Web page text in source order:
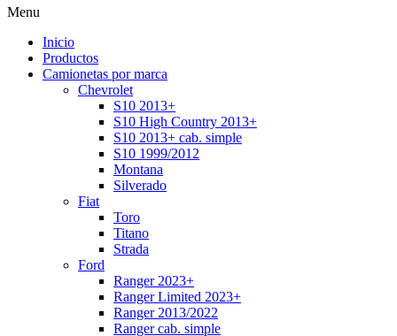
Menu
Inicio
Productos
Camionetas por marca
Chevrolet
S10 2013+
S10 High Country 2013+
S10 2013+ cab. simple
S10 1999/2012
Montana
Silverado
Fiat
Toro
Titano
Strada
Ford
Ranger 2023+
Ranger Limited 2023+
Ranger 2013/2022
Ranger cab. simple